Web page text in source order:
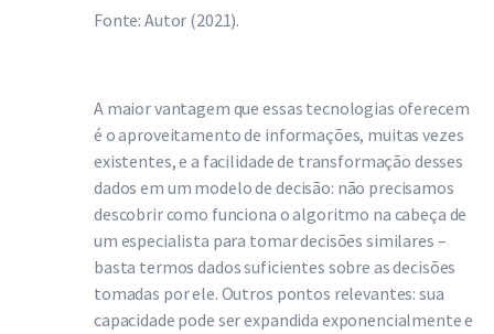
Fonte: Autor (2021).
A maior vantagem que essas tecnologias oferecem
é o aproveitamento de informações, muitas vezes
existentes, e a facilidade de transformação desses
dados em um modelo de decisão: não precisamos
descobrir como funciona o algoritmo na cabeça de
um especialista para tomar decisões similares –
basta termos dados suficientes sobre as decisões
tomadas por ele. Outros pontos relevantes: sua
capacidade pode ser expandida exponencialmente e